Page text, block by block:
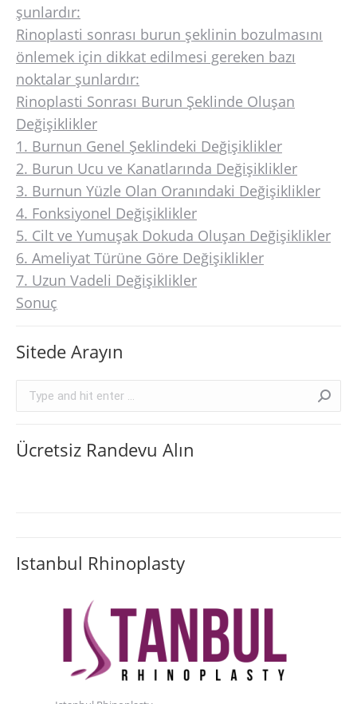
şunlardır:
Rinoplasti sonrası burun şeklinin bozulmasını
önlemek için dikkat edilmesi gereken bazı
noktalar şunlardır:
Rinoplasti Sonrası Burun Şeklinde Oluşan
Değişiklikler
1. Burnun Genel Şeklindeki Değişiklikler
2. Burun Ucu ve Kanatlarında Değişiklikler
3. Burnun Yüzle Olan Oranındaki Değişiklikler
4. Fonksiyonel Değişiklikler
5. Cilt ve Yumuşak Dokuda Oluşan Değişiklikler
6. Ameliyat Türüne Göre Değişiklikler
7. Uzun Vadeli Değişiklikler
Sonuç
Sitede Arayın
Search:
Ücretsiz Randevu Alın
Istanbul Rhinoplasty